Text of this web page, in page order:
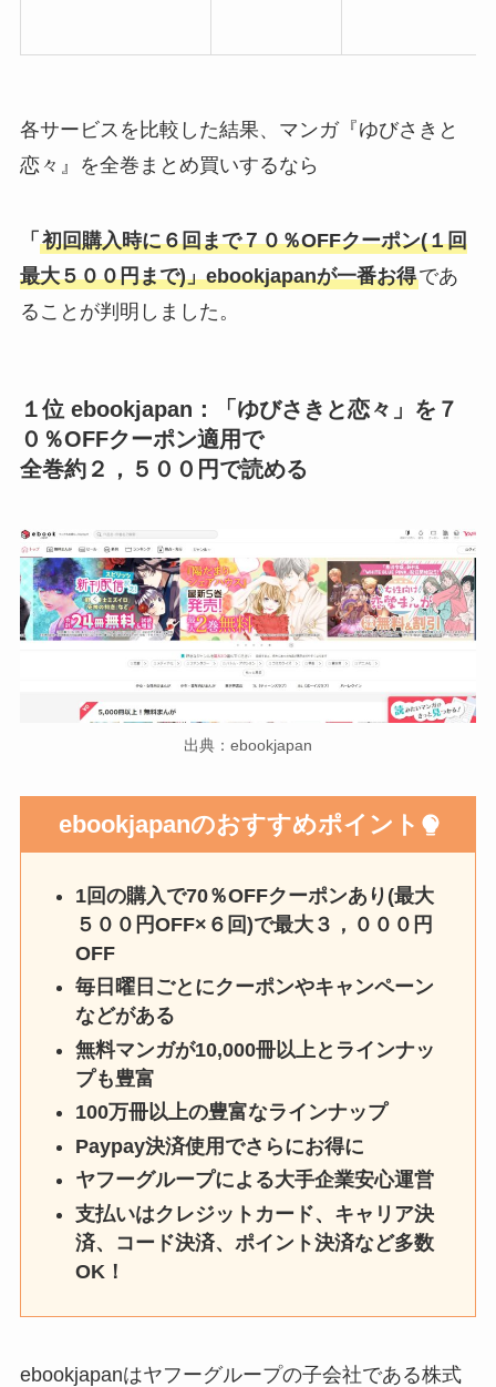
各サービスを比較した結果、マンガ『ゆびさきと
恋々』を全巻まとめ買いするなら
「 初回購入時に６回まで７０％OFFクーポン(１回
最大５００円まで)」ebookjapanが一番お得であ
ることが判明しました。
１位 ebookjapan：「ゆびさきと恋々」を７
０％OFFクーポン適用で
全巻約２，５００円で読める
出典：ebookjapan
ebookjapanのおすすめポイント
1回の購入で70％OFFクーポンあり(最大
５００円OFF×６回)で最大３，０００円
OFF
毎日曜日ごとにクーポンやキャンペーン
などがある
無料マンガが10,000冊以上とラインナッ
プも豊富
100万冊以上の豊富なラインナップ
Paypay決済使用でさらにお得に
ヤフーグループによる大手企業安心運営
支払いはクレジットカード、キャリア決
済、コード決済、ポイント決済など多数
OK！
ebookjapanはヤフーグループの子会社である株式